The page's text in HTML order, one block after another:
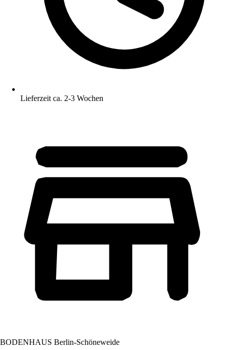
Lieferzeit ca. 2-3 Wochen
BODENHAUS Berlin-Schöneweide